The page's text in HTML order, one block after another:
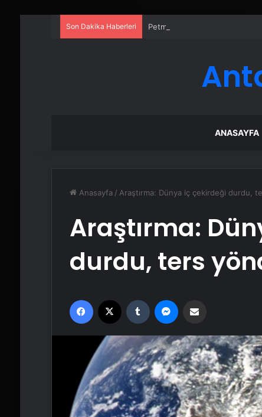
Son Dakika Haberleri Petmona : Kedi Maması ve
ANASAYFA
Anasayfa / Araştırma: Dünya iç çekirdeği durdu,
Araştırma:
durdu, ters
Facebook Tumblr